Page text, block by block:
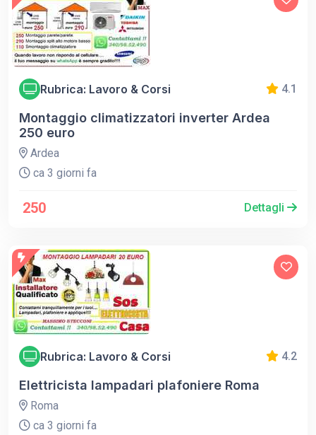
Rubrica: Lavoro & Corsi 4.1
Montaggio climatizzatori inverter Ardea
250 euro
Ardea
ca 3 giorni fa
250 Dettagli
Rubrica: Lavoro & Corsi 4.2
Elettricista lampadari plafoniere Roma
Roma
ca 3 giorni fa